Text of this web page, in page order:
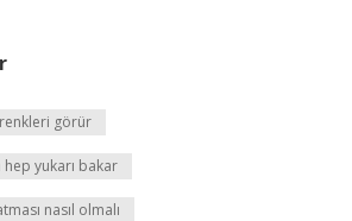
görür
yukarı bakar
nasıl olmalı